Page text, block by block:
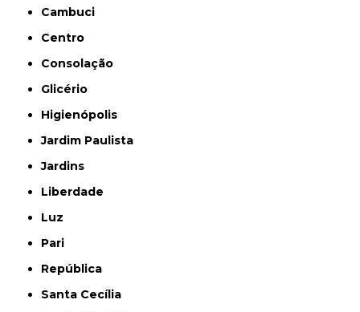
Cambuci
Centro
Consolação
Glicério
Higienópolis
Jardim Paulista
Jardins
Liberdade
Luz
Pari
República
Santa Cecília